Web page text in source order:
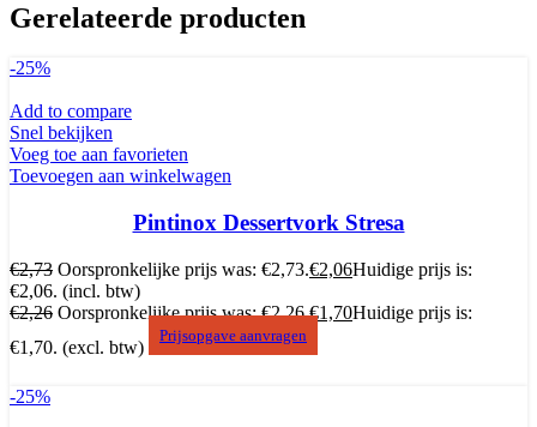
Gerelateerde producten
-25%
Add to compare
Snel bekijken
Voeg toe aan favorieten
Toevoegen aan winkelwagen
Pintinox Dessertvork Stresa
€2,73 Oorspronkelijke prijs was: €2,73.€2,06Huidige prijs is:
€2,06. (incl. btw)
€2,26 Oorspronkelijke prijs was: €2,26.€1,70Huidige prijs is:
€1,70. (excl. btw)
Prijsopgave aanvragen
-25%